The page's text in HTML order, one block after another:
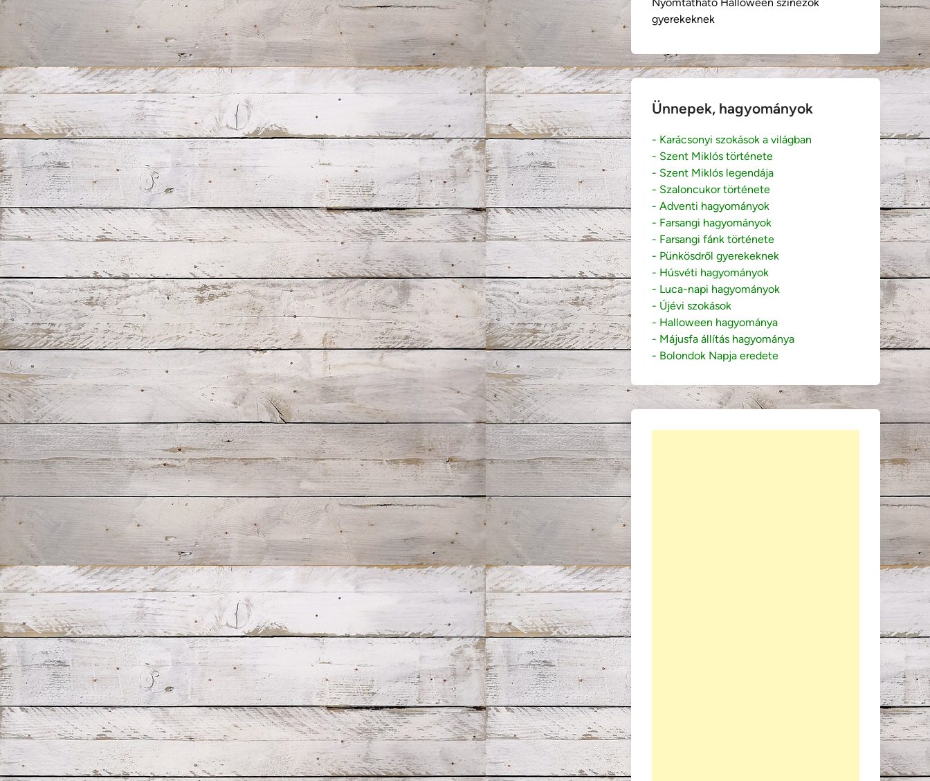
gyerekeknek
Ünnepek, hagyományok
- Karácsonyi szokások a világban
- Szent Miklós története
- Szent Miklós legendája
- Szaloncukor története
- Adventi hagyományok
- Farsangi hagyományok
- Farsangi fánk története
- Pünkösdről gyerekeknek
- Húsvéti hagyományok
- Luca-napi hagyományok
- Újévi szokások
- Halloween hagyománya
- Májusfa állítás hagyománya
- Bolondok Napja eredete